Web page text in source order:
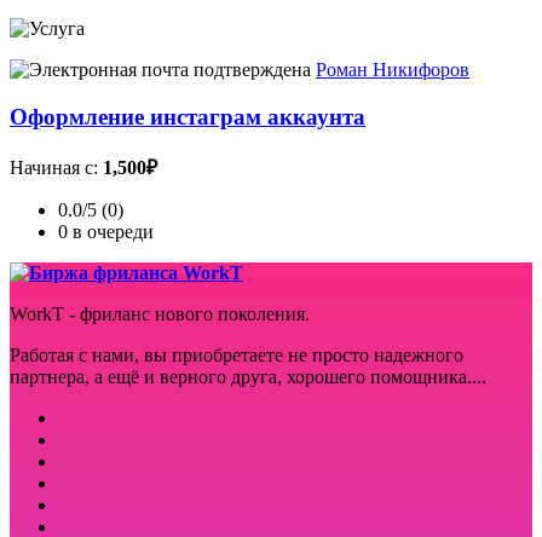
Роман Никифоров
Оформление инстаграм аккаунта
Начиная с: 1,500₽
0.0/5 (0)
0 в очереди
WorkT - фриланс нового поколения.
Работая с нами, вы приобретаете не просто надежного
партнера, а ещё и верного друга, хорошего помощника....